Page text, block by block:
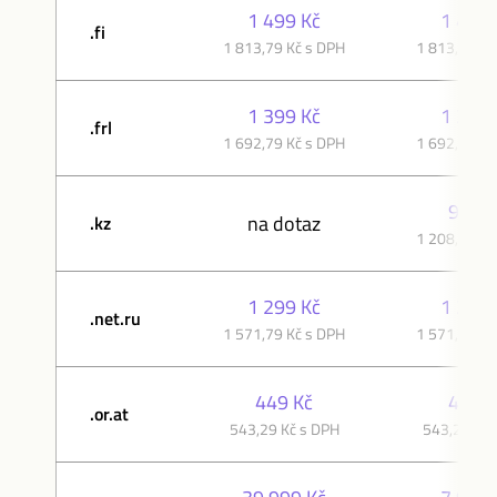
.fi 1 499 Kč
1 813,79 Kč s DPH
1 499
1 813,79
.frl 1 399 Kč
1 692,79 Kč s DPH
1 399
1 692,79
.kz na dotaz 999
1 208,79
.net.ru 1 299 Kč
1 571,79 Kč s DPH
1 299
1 571,79
.or.at 449 Kč
543,29 Kč s DPH
449
543,29 Kč